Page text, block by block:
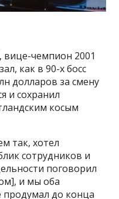
чемпион 2001
как в 90-х босс
долларов за смену
и сохранил
косым
так, хотел
сотрудников и
поговорил
и мы оба
продумал до конца